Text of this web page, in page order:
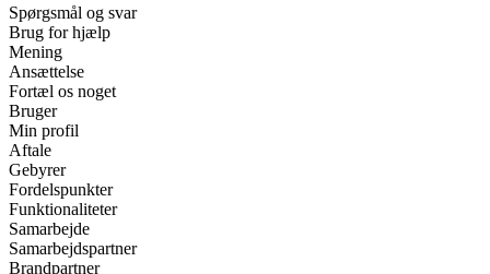
Spørgsmål og svar
Brug for hjælp
Mening
Ansættelse
Fortæl os noget
Bruger
Min profil
Aftale
Gebyrer
Fordelspunkter
Funktionaliteter
Samarbejde
Samarbejdspartner
Brandpartner